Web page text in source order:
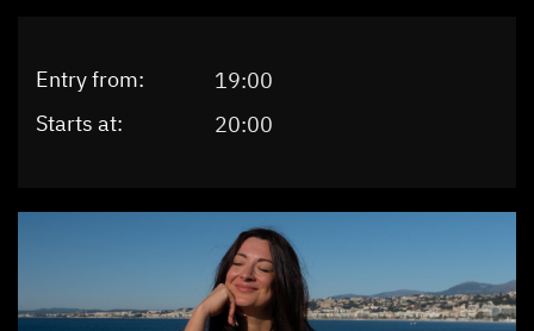
Entry from:
19:00
Starts at:
20:00